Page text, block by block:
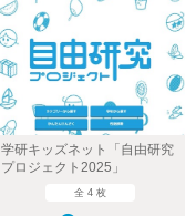
学研キッズネット「自由研究
プロジェクト2025」
全 4 枚